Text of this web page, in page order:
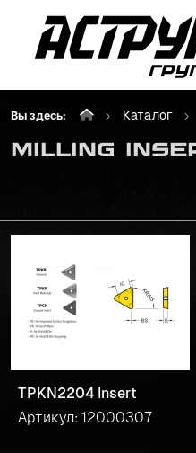
Вы здесь: Каталог
Milling
TPKN2204 Insert
Артикул: 12000307